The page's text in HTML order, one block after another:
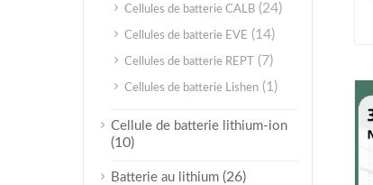
Cellules de batterie CALB (24)
Cellules de batterie EVE (14)
Cellules de batterie REPT (7)
Cellules de batterie Lishen (1)
Cellule de batterie lithium-ion
(10)
Batterie au lithium (26)